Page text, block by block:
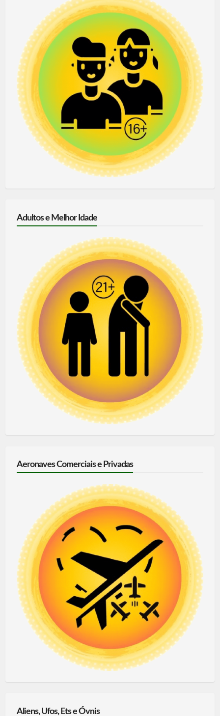
Adultos e Melhor Idade
Aeronaves Comerciais e Privadas
Aliens, Ufos, Ets e Óvnis